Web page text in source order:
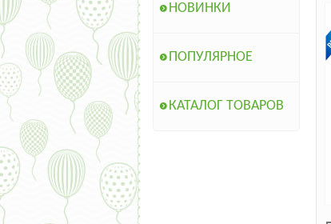
НОВИНКИ
ПОПУЛЯРНОЕ
КАТАЛОГ ТОВАРОВ